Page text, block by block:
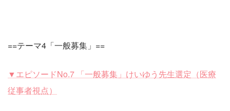
==テーマ4「一般募集」==
▼エピソードNo.7 「一般募集」けいゆう先生選定（医療
従事者視点）